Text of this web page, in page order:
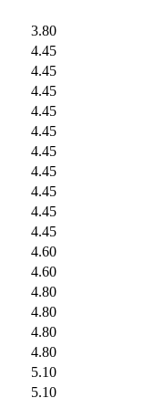
3.80
4.45
4.45
4.45
4.45
4.45
4.45
4.45
4.45
4.45
4.45
4.60
4.60
4.80
4.80
4.80
4.80
5.10
5.10